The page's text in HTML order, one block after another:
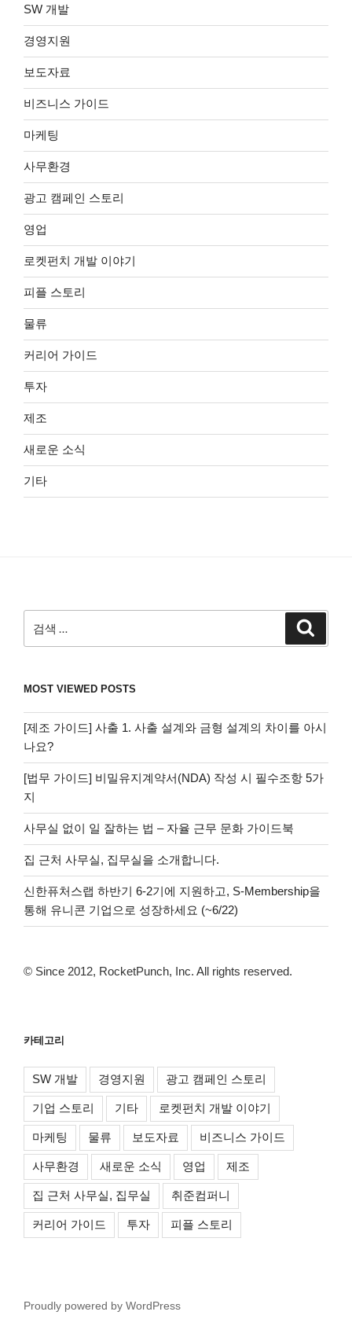
SW 개발
경영지원
보도자료
비즈니스 가이드
마케팅
사무환경
광고 캠페인 스토리
영업
로켓펀치 개발 이야기
피플 스토리
물류
커리어 가이드
투자
제조
새로운 소식
기타
색:
MOST VIEWED POSTS
[제조 가이드] 사출 1. 사출 설계와 금형 설계의 차이를 아시
나요?
[법무 가이드] 비밀유지계약서(NDA) 작성 시 필수조항 5가
지
사무실 없이 일 잘하는 법 – 자율 근무 문화 가이드북
집 근처 사무실, 집무실을 소개합니다.
신한퓨처스랩 하반기 6-2기에 지원하고, S-Membership을
통해 유니콘 기업으로 성장하세요 (~6/22)
© Since 2012, RocketPunch, Inc. All rights reserved.
카테고리
SW 개발 경영지원 광고 캠페인 스토리
기업 스토리 기타 로켓펀치 개발 이야기
마케팅 물류 보도자료 비즈니스 가이드
사무환경 새로운 소식 영업 제조
집 근처 사무실, 집무실 취준컴퍼니
커리어 가이드 투자 피플 스토리
Proudly powered by WordPress